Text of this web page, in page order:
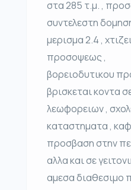
στα 285 τ.μ. ,
συντελεστη
μερισμα 2.4 ,
προσοψεως ,
βορειοδυτικου
βρισκεται κοντα
λεωφορειων ,
καταστηματα ,
προσβαση στην
αλλα και σε
αμεσα διαθεσιμο